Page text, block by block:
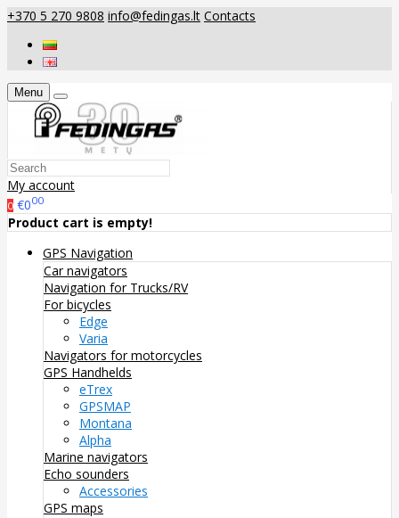
+370 5 270 9808 info@fedingas.lt Contacts
Menu
My account
0 €000
Product cart is empty!
GPS Navigation
Car navigators
Navigation for Trucks/RV
For bicycles
Edge
Varia
Navigators for motorcycles
GPS Handhelds
eTrex
GPSMAP
Montana
Alpha
Marine navigators
Echo sounders
Accessories
GPS maps